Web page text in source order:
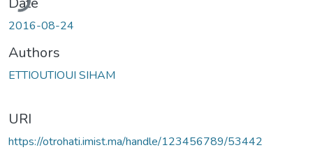
2016-08-24
Authors
ETTIOUTIOUI SIHAM
URI
https://otrohati.imist.ma/handle/123456789/53442